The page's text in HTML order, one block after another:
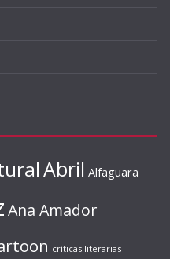
Abril Alfaguara
Ana Amador
críticas literarias